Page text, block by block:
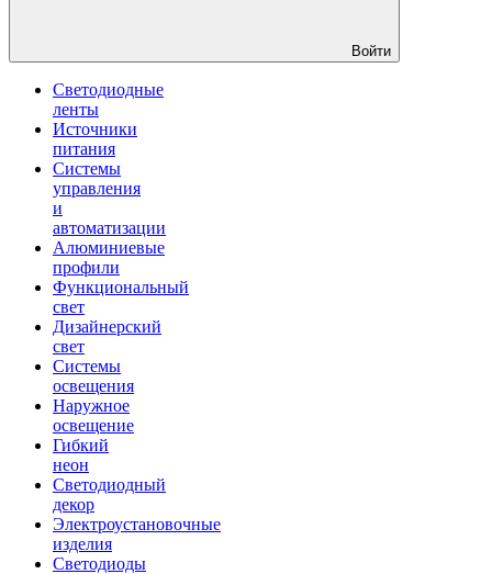
Войти
Светодиодные
ленты
Источники
питания
Системы
управления
и
автоматизации
Алюминиевые
профили
Функциональный
свет
Дизайнерский
свет
Системы
освещения
Наружное
освещение
Гибкий
неон
Светодиодный
декор
Электроустановочные
изделия
Светодиоды